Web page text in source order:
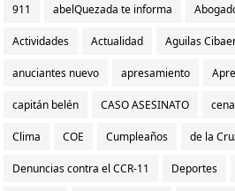
911 abelQuezada te informa
Actividades Actualidad Aguilas
anuciantes nuevo apresamiento
capitán belén CASO ASESINATO
Clima COE Cumpleaños de la
Denuncias contra el CCR-11 Deportes